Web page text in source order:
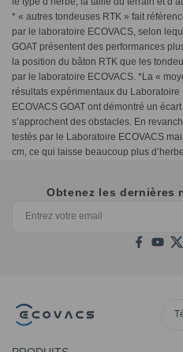
* « autres tondeuses RTK » fait
par le laboratoire ECOVACS, selon
GOAT présentent des performances
la position du bâton RTK que les
par le laboratoire ECOVACS. *La «
résultats expérimentaux du
ECOVACS GOAT ont démontré un
s’approchent des obstacles. En
testés par le Laboratoire ECOVACS
cm, ce qui laisse beaucoup plus
Obtenez les dernières